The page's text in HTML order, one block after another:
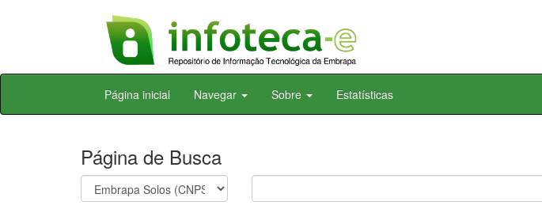
Skip
Página inicial Navegar Sobre Estatísticas
Página de Busca